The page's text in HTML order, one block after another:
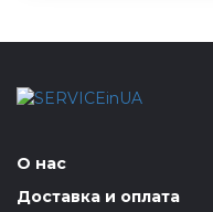
О нас
Доставка и оплата